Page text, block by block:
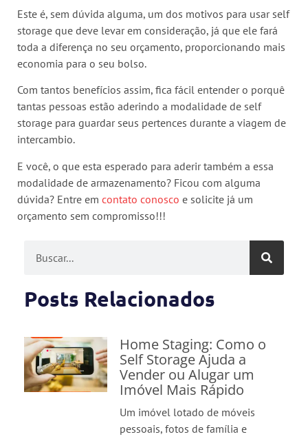
Este é, sem dúvida alguma, um dos motivos para usar self
storage que deve levar em consideração, já que ele fará
toda a diferença no seu orçamento, proporcionando mais
economia para o seu bolso.
Com tantos benefícios assim, fica fácil entender o porquê
tantas pessoas estão aderindo a modalidade de self
storage para guardar seus pertences durante a viagem de
intercambio.
E você, o que esta esperado para aderir também a essa
modalidade de armazenamento? Ficou com alguma
dúvida? Entre em contato conosco e solicite já um
orçamento sem compromisso!!!
Posts Relacionados
Home Staging: Como o
Self Storage Ajuda a
Vender ou Alugar um
Imóvel Mais Rápido
Um imóvel lotado de móveis
pessoais, fotos de família e